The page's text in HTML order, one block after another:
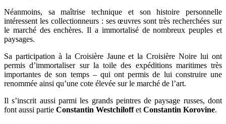
Néanmoins, sa maîtrise technique et son histoire personnelle
intéressent les collectionneurs : ses œuvres sont très recherchées sur
le marché des enchères. Il a immortalisé de nombreux peuples et
paysages.
Sa participation à la Croisière Jaune et la Croisière Noire lui ont
permis d’immortaliser sur la toile des expéditions maritimes très
importantes de son temps – qui ont permis de lui construire une
renommée ainsi qu’une cote élevée sur le marché de l’art.
Il s’inscrit aussi parmi les grands peintres de paysage russes, dont
font aussi partie Constantin Westchiloffet Constantin Korovine.